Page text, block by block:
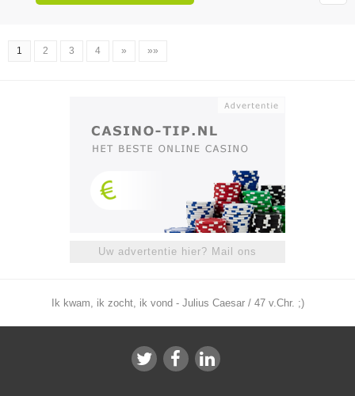
1 2 3 4 » »»
Uw advertentie hier? Mail ons
Ik kwam, ik zocht, ik vond - Julius Caesar / 47 v.Chr. ;)